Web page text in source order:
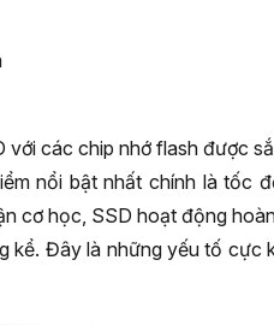
với các chip nhớ flash được
nổi bật nhất chính là tốc
cơ học, SSD hoạt động
kể. Đây là những yếu tố cực